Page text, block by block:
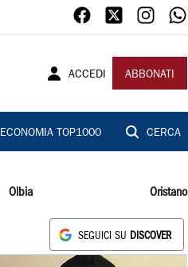
ACCEDI ABBONATI
ECONOMIA TOP1000 CERCA
Olbia Oristano
SEGUICI SU DISCOVER